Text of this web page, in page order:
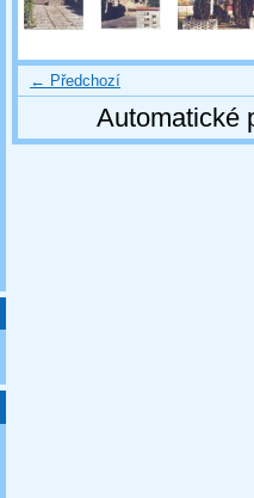
← Předchozí
Automatické